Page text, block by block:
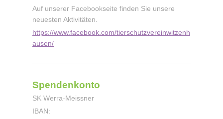
Auf unserer Facebookseite finden Sie unsere
neuesten Aktivitäten.
https://www.facebook.com/tierschutzvereinwitzenh
ausen/
Spendenkonto
SK Werra-Meissner
IBAN: